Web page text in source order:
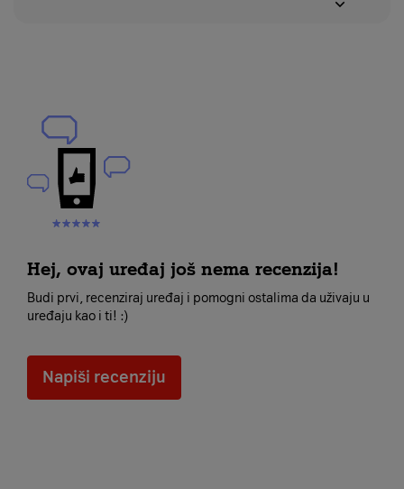
Hej, ovaj uređaj još nema recenzija!
Budi prvi, recenziraj uređaj i pomogni ostalima da uživaju u
uređaju kao i ti! :)
Napiši recenziju